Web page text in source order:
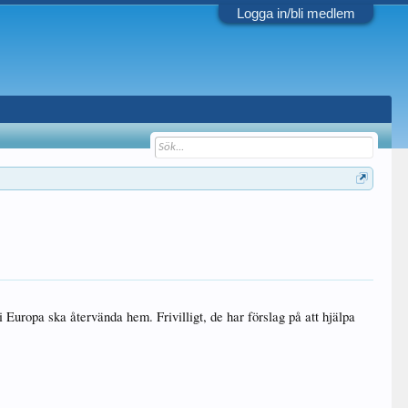
Logga in/bli medlem
ska återvända hem. Frivilligt, de har förslag på att hjälpa